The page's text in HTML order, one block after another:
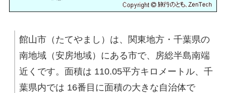
館山市（たてやまし）は、関東地方・千葉県の
南地域（安房地域）にある市で、房総半島南端
近くです。面積は 110.05平方キロメートル、千
葉県内では 16番目に面積の大きな自治体で